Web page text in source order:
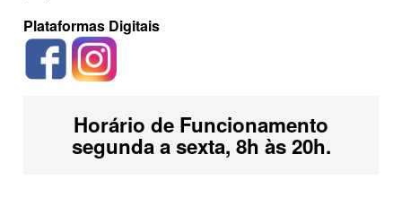
Plataformas Digitais
Horário de Funcionamento
segunda a sexta, 8h às 20h.